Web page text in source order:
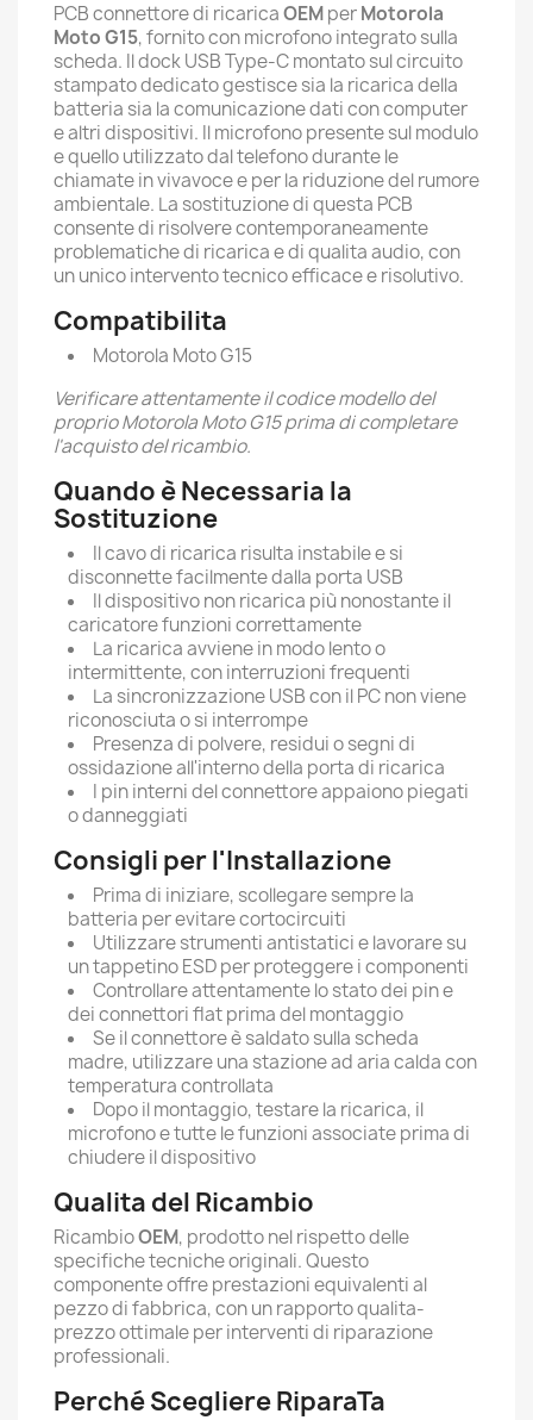
PCB connettore di ricaricaOEMperMotorola
Moto G15, fornito con microfono integrato sulla
scheda. Il dock USB Type-C montato sul circuito
stampato dedicato gestisce sia la ricarica della
batteria sia la comunicazione dati con computer
e altri dispositivi. Il microfono presente sul modulo
e quello utilizzato dal telefono durante le
chiamate in vivavoce e per la riduzione del rumore
ambientale. La sostituzione di questa PCB
consente di risolvere contemporaneamente
problematiche di ricarica e di qualita audio, con
un unico intervento tecnico efficace e risolutivo.
Compatibilita
Motorola Moto G15
Verificare attentamente il codice modello del
proprio Motorola Moto G15 prima di completare
l'acquisto del ricambio.
Quando è Necessaria la
Sostituzione
Il cavo di ricarica risulta instabile e si
disconnette facilmente dalla porta USB
Il dispositivo non ricarica più nonostante il
caricatore funzioni correttamente
La ricarica avviene in modo lento o
intermittente, con interruzioni frequenti
La sincronizzazione USB con il PC non viene
riconosciuta o si interrompe
Presenza di polvere, residui o segni di
ossidazione all'interno della porta di ricarica
I pin interni del connettore appaiono piegati
o danneggiati
Consigli per l'Installazione
Prima di iniziare, scollegare sempre la
batteria per evitare cortocircuiti
Utilizzare strumenti antistatici e lavorare su
un tappetino ESD per proteggere i componenti
Controllare attentamente lo stato dei pin e
dei connettori flat prima del montaggio
Se il connettore è saldato sulla scheda
madre, utilizzare una stazione ad aria calda con
temperatura controllata
Dopo il montaggio, testare la ricarica, il
microfono e tutte le funzioni associate prima di
chiudere il dispositivo
Qualita del Ricambio
RicambioOEM, prodotto nel rispetto delle
specifiche tecniche originali. Questo
componente offre prestazioni equivalenti al
pezzo di fabbrica, con un rapporto qualita-
prezzo ottimale per interventi di riparazione
professionali.
Perché Scegliere RiparaTa